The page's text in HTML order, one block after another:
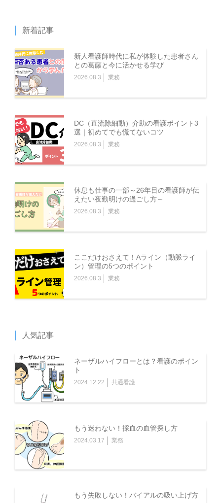
新着記事
新人看護師時代に私が体験した患者さん
との葛藤と今に活かせる学び
2026.08.3 業務
DC（直流除細動）介助の看護ポイント3
選｜初めてでも慌てないコツ
2026.08.3 業務
休息も仕事の一部～26年目の看護師が伝
えたい夜勤明けの過ごし方～
2026.08.3 業務
ここだけおさえて！Aライン（動脈ライ
ン）管理の5つのポイント
2026.08.3 業務
人気記事
ネーザルハイフローとは？看護のポイン
ト
2024.12.22 共通看護
もう迷わない！採血の血管探し方
2024.03.17 業務
もう失敗しない！バイアルの吸い上げ方